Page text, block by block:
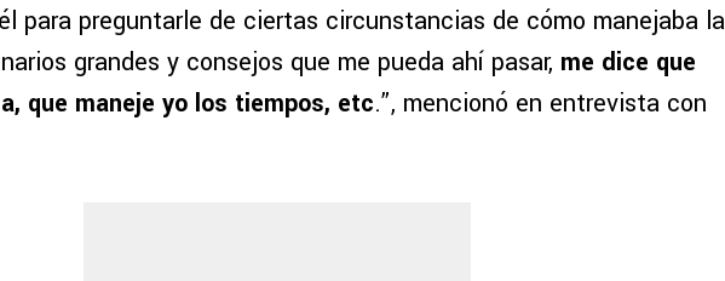
para preguntarle de ciertas circunstancias de cómo manejaba la
grandes y consejos que me pueda ahí pasar, me dice que
que maneje yo los tiempos, etc.”, mencionó en entrevista con